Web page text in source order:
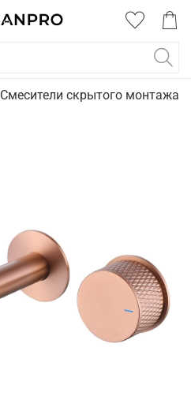
Смесители скрытого монтажа